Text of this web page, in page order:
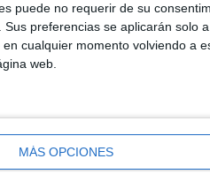
puede no requerir de su
Sus preferencias se aplicarán solo
cualquier momento volviendo a
web.
MÁS OPCIONES
ninguna información.